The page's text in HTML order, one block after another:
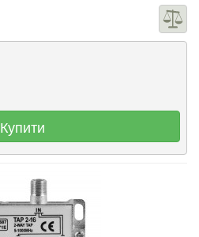
Купити